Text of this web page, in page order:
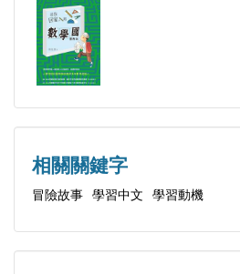
繁簡之戰
天降甘霖
姓名原型
相關關鍵字
冒險故事 學習中文 學習動機